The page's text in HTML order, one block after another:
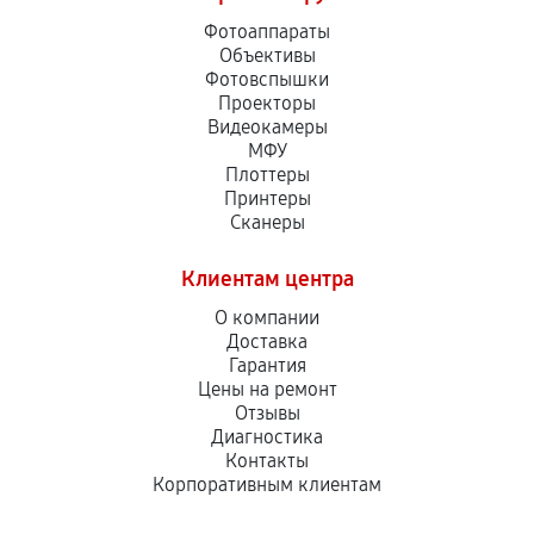
Фотоаппараты
Объективы
Фотовспышки
Проекторы
Видеокамеры
МФУ
Плоттеры
Принтеры
Сканеры
Клиентам центра
О компании
Доставка
Гарантия
Цены на ремонт
Отзывы
Диагностика
Контакты
Корпоративным клиентам